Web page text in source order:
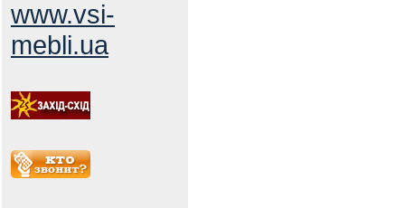
www.vsi-
mebli.ua